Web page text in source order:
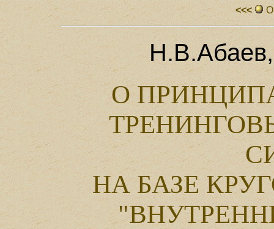
<<<
О
НА БАЗЕ